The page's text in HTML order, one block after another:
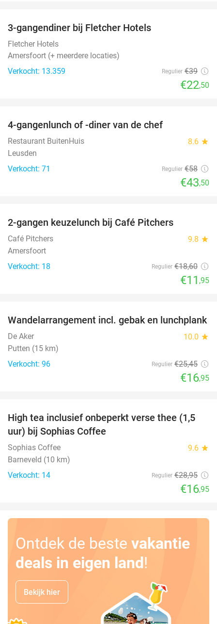
3-gangendiner bij Fletcher Hotels
Fletcher Hotels
Amersfoort (+ meerdere locaties)
Verkocht: 13.359
Regulier €39
€22,50
4-gangenlunch of -diner van de chef
Restaurant BuitenHuis 8.6 star
Leusden
Verkocht: 71
Regulier €58
€43,50
2-gangen keuzelunch bij Café Pitchers
Café Pitchers 9.8 star
Amersfoort
Verkocht: 18
Regulier €18,60
€11 ,95
33%
Wandelarrangement incl. gebak en lunchplank
De Aker 10.0 star
Putten (15 km)
Verkocht: 96
Regulier €25,45
€16,95
41%
High tea inclusief onbeperkt verse thee (1,5
uur) bij Sophias Coffee
Sophias Coffee 9.6 star
Barneveld (10 km)
Verkocht: 14
Regulier €28,95
€16,95
Ontdek de beste vakantie
deals in eigen land!
Bekijk hier